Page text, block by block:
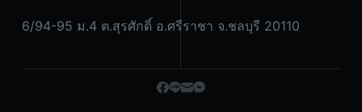
6/94-95 ม.4 ต.สุรศักดิ์ อ.ศรีราชา จ.ชลบุรี 20110